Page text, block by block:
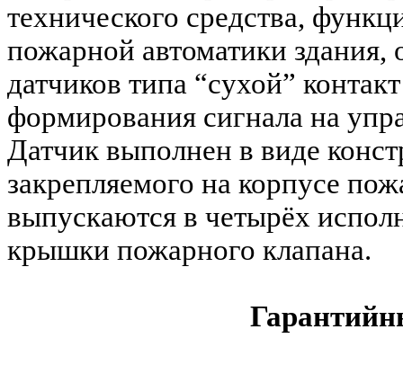
технического средства,
пожарной автоматики
датчиков типа “сухой”
формирования сигнала на
Датчик выполнен в виде
закрепляемого на корпусе
выпускаются в четырёх
крышки пожарного клапана.